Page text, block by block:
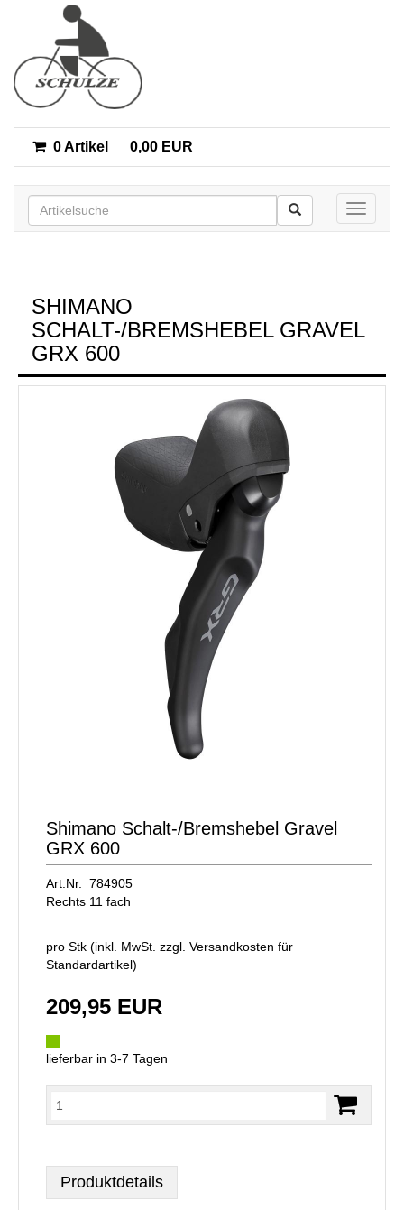
0 Artikel 0,00 EUR
Toggle
SHIMANO
SCHALT-/BREMSHEBEL GRAVEL
GRX 600
Shimano Schalt-/Bremshebel Gravel
GRX 600
Art.Nr. 784905
Rechts 11 fach
pro Stk (inkl. MwSt. zzgl. Versandkosten für
Standardartikel)
209,95 EUR
lieferbar in 3-7 Tagen
Produktdetails